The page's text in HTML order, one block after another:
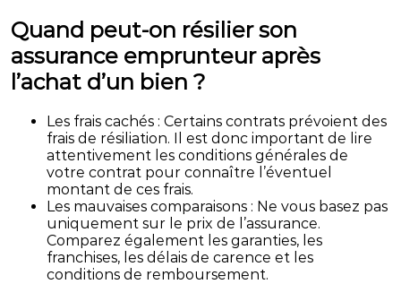
Quand peut-on résilier son
assurance emprunteur après
l’achat d’un bien ?
Les frais cachés : Certains contrats prévoient des
frais de résiliation. Il est donc important de lire
attentivement les conditions générales de
votre contrat pour connaître l’éventuel
montant de ces frais.
Les mauvaises comparaisons : Ne vous basez pas
uniquement sur le prix de l’assurance.
Comparez également les garanties, les
franchises, les délais de carence et les
conditions de remboursement.